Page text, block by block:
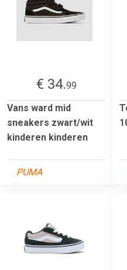
€ 34.99
Vans ward mid
sneakers zwart/wit
kinderen kinderen
PUMA